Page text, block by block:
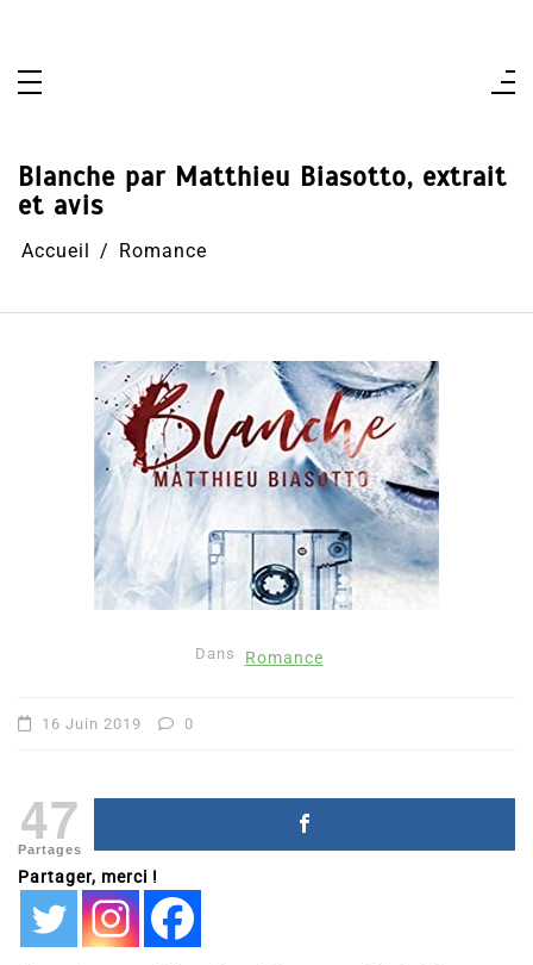
Blanche par Matthieu Biasotto, extrait
et avis
Accueil Romance
Dans Romance
16 Juin 2019 0
47
Partages
Partager, merci !